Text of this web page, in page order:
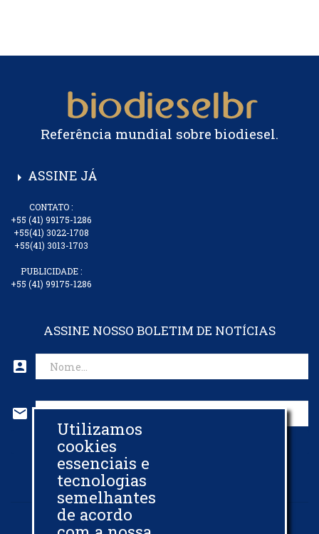
Referência mundial sobre biodiesel.
arrow_right ASSINE JÁ
CONTATO :
+55 (41) 99175-1286
+55(41) 3022-1708
+55(41) 3013-1703
PUBLICIDADE :
+55 (41) 99175-1286
ASSINE NOSSO BOLETIM DE NOTÍCIAS
account_box
mail
CADASTRAR EMAIL
© 2013 - 2026 - BIODIESELBR.COM - TODOS OS DIREITOS RESERVADOS
Utilizamos
cookies
essenciais e
tecnologias
semelhantes
de acordo